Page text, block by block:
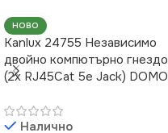
НОВО
Kanlux 24755 Независимо
двойно компютърно гнездо
(2x RJ45Cat 5e Jack) DOMO
Налично